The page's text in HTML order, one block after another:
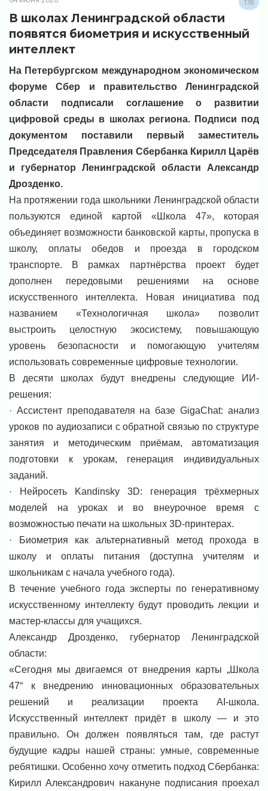
138
В школах Ленинградской области
появятся биометрия и искусственный
интеллект
На Петербургском международном экономическом
форуме Сбер и правительство Ленинградской
области подписали соглашение о развитии
цифровой среды в школах региона. Подписи под
документом поставили первый заместитель
Председателя Правления Сбербанка Кирилл Царёв
и губернатор Ленинградской области Александр
Дрозденко.
На протяжении года школьники Ленинградской области
пользуются единой картой «Школа 47», которая
объединяет возможности банковской карты, пропуска в
школу, оплаты обедов и проезда в городском
транспорте. В рамках партнёрства проект будет
дополнен передовыми решениями на основе
искусственного интеллекта. Новая инициатива под
названием «Технологичная школа» позволит
выстроить целостную экосистему, повышающую
уровень безопасности и помогающую учителям
использовать современные цифровые технологии.
В десяти школах будут внедрены следующие ИИ-
решения:
· Ассистент преподавателя на базе GigaChat: анализ
уроков по аудиозаписи с обратной связью по структуре
занятия и методическим приёмам, автоматизация
подготовки к урокам, генерация индивидуальных
заданий.
· Нейросеть Kandinsky 3D: генерация трёхмерных
моделей на уроках и во внеурочное время с
возможностью печати на школьных 3D-принтерах.
· Биометрия как альтернативный метод прохода в
школу и оплаты питания (доступна учителям и
школьникам с начала учебного года).
В течение учебного года эксперты по генеративному
искусственному интеллекту будут проводить лекции и
мастер-классы для учащихся.
Александр Дрозденко, губернатор Ленинградской
области:
«Сегодня мы двигаемся от внедрения карты „Школа
47“ к внедрению инновационных образовательных
решений и реализации проекта AI-школа.
Искусственный интеллект придёт в школу — и это
правильно. Он должен появляться там, где растут
будущие кадры нашей страны: умные, современные
ребятишки. Особенно хочу отметить подход Сбербанка:
Кирилл Александрович накануне подписания проехал